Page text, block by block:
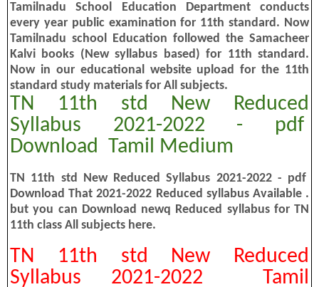
Tamilnadu School Education Department conducts
every year public examination for 11th standard. Now
Tamilnadu school Education followed the Samacheer
Kalvi books (New syllabus based) for 11th standard.
Now in our educational website upload for the 11th
standard study materials for All subjects.
TN 11th std New Reduced
Syllabus 2021-2022 - pdf
Download Tamil Medium
TN 11th std New Reduced Syllabus 2021-2022 - pdf
Download That 2021-2022 Reduced syllabus Available .
but you can Download newq Reduced syllabus for TN
11th class All subjects here.
TN 11th std New Reduced
Syllabus 2021-2022 Tamil